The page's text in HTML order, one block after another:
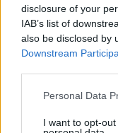
disclosure of your
IAB’s list of
also be disclosed by
Downstream
Please note that
not limited to your
Personal Data
I want to opt-